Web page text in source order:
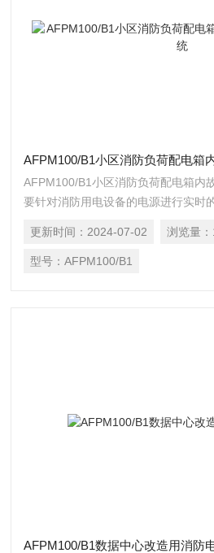
AFPM100/B1小区消防负荷配电箱
AFPM100/B1小区消防负荷配电箱内
要针对消防用电设备的电源进行实时
工作状态的系统；一旦火灾发生时，
于正常状态，保证消防设备可靠运行
更新时间：2024-07-02 浏览量：
型号：AFPM100/B1
AFPM100/B1数据中心改造用消防